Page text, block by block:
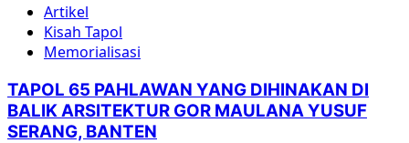
Artikel
Kisah Tapol
Memorialisasi
TAPOL 65 PAHLAWAN YANG DIHINAKAN DI
BALIK ARSITEKTUR GOR MAULANA YUSUF
SERANG, BANTEN